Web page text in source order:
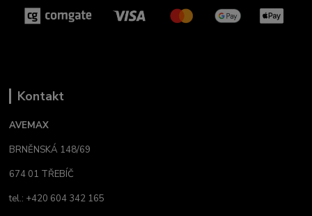
Kontakt
AVEMAX
BRNĚNSKÁ 148/69
674 01 TŘEBÍČ
tel.: +420 604 342 165